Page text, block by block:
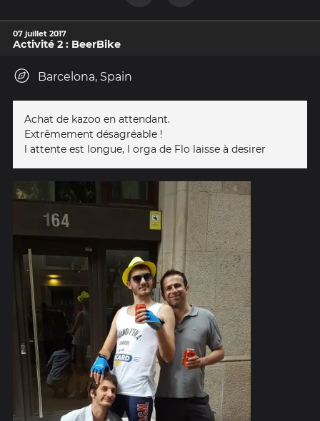
07 juillet 2017
Activité 2 : BeerBike
Barcelona, Spain
Achat de kazoo en attendant.
Extrêmement désagréable !
l attente est longue, l orga de Flo laisse à desirer